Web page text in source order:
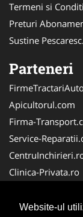
Website-ul
Termeni si
Preturi
Sustine
Parteneri
Apicultorul.com
Firma-
Service-
Clinica-Privata.ro
Servicii-DDD.com